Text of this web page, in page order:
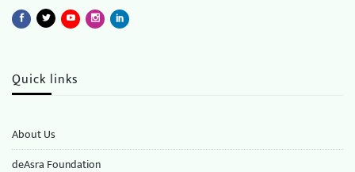
Quick links
About Us
deAsra Foundation